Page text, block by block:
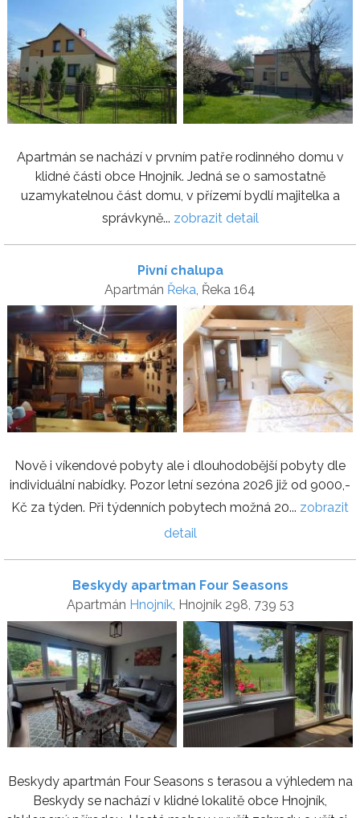
Apartmán se nachází v prvním patře rodinného domu v
klidné části obce Hnojník. Jedná se o samostatně
uzamykatelnou část domu, v přízemí bydlí majitelka a
správkyně... zobrazit detail
Pivní chalupa
Apartmán Řeka, Řeka 164
Nově i víkendové pobyty ale i dlouhodobější pobyty dle
individuální nabídky. Pozor letní sezóna 2026 již od 9000,-
Kč za týden. Při týdenních pobytech možná 20... zobrazit
detail
Beskydy apartman Four Seasons
Apartmán Hnojník, Hnojník 298, 739 53
Beskydy apartmán Four Seasons s terasou a výhledem na
Beskydy se nachází v klidné lokalitě obce Hnojník,